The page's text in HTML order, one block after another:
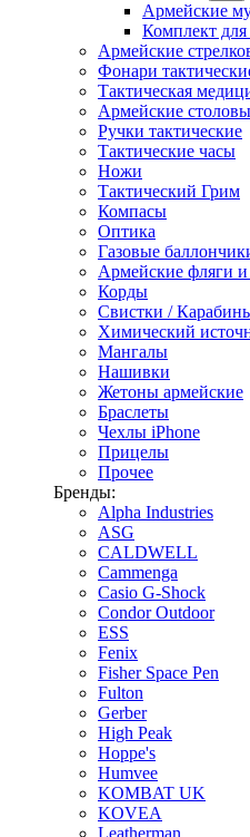
Армейские
Комплект
Армейские
Фонари
Тактическая
Армейские
Ручки тактические
Тактические часы
Ножи
Тактический Грим
Компасы
Оптика
Газовые
Армейские фляги
Корды
Свистки /
Химический
Мангалы
Нашивки
Жетоны армейские
Браслеты
Чехлы iPhone
Прицелы
Прочее
Бренды:
Alpha Industries
ASG
CALDWELL
Cammenga
Casio G-Shock
Condor Outdoor
ESS
Fenix
Fisher Space Pen
Fulton
Gerber
High Peak
Hoppe's
Humvee
KOMBAT UK
KOVEA
Leatherman